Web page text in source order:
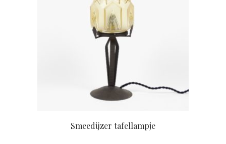
Smeedijzer tafellampje